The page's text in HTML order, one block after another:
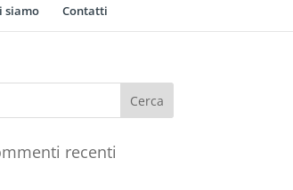
siamo Contatti
recenti